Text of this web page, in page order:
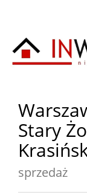
Stary
sprzedaż